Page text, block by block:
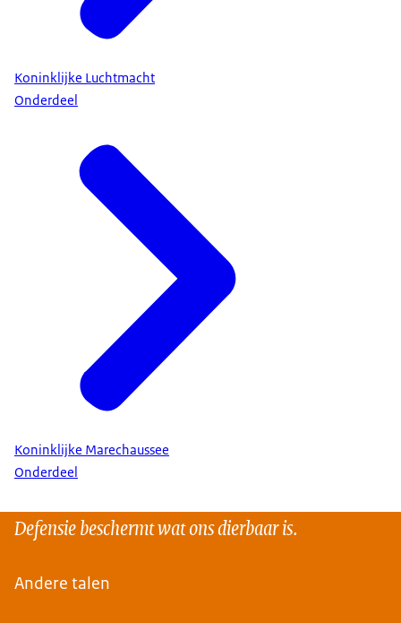
Koninklijke Luchtmacht
Onderdeel
Koninklijke Marechaussee
Onderdeel
Defensie beschermt wat ons dierbaar is.
Andere talen